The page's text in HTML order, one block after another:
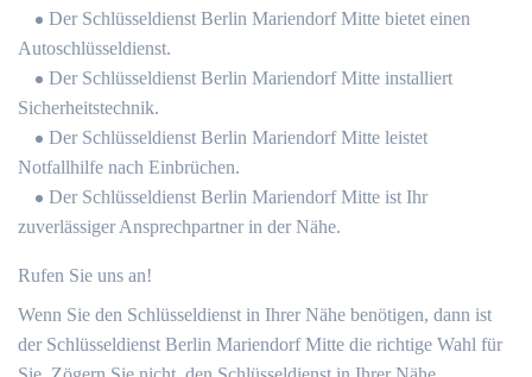
Der Schlüsseldienst Berlin Mariendorf Mitte bietet einen
Autoschlüsseldienst.
Der Schlüsseldienst Berlin Mariendorf Mitte installiert
Sicherheitstechnik.
Der Schlüsseldienst Berlin Mariendorf Mitte leistet
Notfallhilfe nach Einbrüchen.
Der Schlüsseldienst Berlin Mariendorf Mitte ist Ihr
zuverlässiger Ansprechpartner in der Nähe.
Rufen Sie uns an!
Wenn Sie den Schlüsseldienst in Ihrer Nähe benötigen, dann ist
der Schlüsseldienst Berlin Mariendorf Mitte die richtige Wahl für